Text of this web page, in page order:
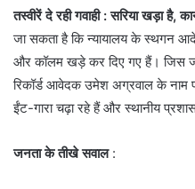
तस्वीरें दे रही गवाही : सरिया खड़ा है,
जा सकता है कि न्यायालय के स्थगन
और कॉलम खड़े कर दिए गए हैं। जिस
रिकॉर्ड आवेदक उमेश अग्रवाल के नाम
ईंट-गारा चढ़ा रहे हैं और स्थानीय
जनता के तीखे सवाल: